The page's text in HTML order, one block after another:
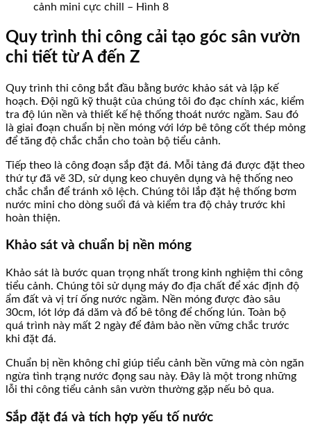
cảnh mini cực chill – Hình 8
Quy trình thi công cải tạo góc sân vườn
chi tiết từ A đến Z
Quy trình thi công bắt đầu bằng bước khảo sát và lập kế
hoạch. Đội ngũ kỹ thuật của chúng tôi đo đạc chính xác, kiểm
tra độ lún nền và thiết kế hệ thống thoát nước ngầm. Sau đó
là giai đoạn chuẩn bị nền móng với lớp bê tông cốt thép mỏng
để tăng độ chắc chắn cho toàn bộ tiểu cảnh.
Tiếp theo là công đoạn sắp đặt đá. Mỗi tảng đá được đặt theo
thứ tự đã vẽ 3D, sử dụng keo chuyên dụng và hệ thống neo
chắc chắn để tránh xô lệch. Chúng tôi lắp đặt hệ thống bơm
nước mini cho dòng suối đá và kiểm tra độ chảy trước khi
hoàn thiện.
Khảo sát và chuẩn bị nền móng
Khảo sát là bước quan trọng nhất trong kinh nghiệm thi công
tiểu cảnh. Chúng tôi sử dụng máy đo địa chất để xác định độ
ẩm đất và vị trí ống nước ngầm. Nền móng được đào sâu
30cm, lót lớp đá dăm và đổ bê tông để chống lún. Toàn bộ
quá trình này mất 2 ngày để đảm bảo nền vững chắc trước
khi đặt đá.
Chuẩn bị nền không chỉ giúp tiểu cảnh bền vững mà còn ngăn
ngừa tình trạng nước đọng sau này. Đây là một trong những
lỗi thi công tiểu cảnh sân vườn thường gặp nếu bỏ qua.
Sắp đặt đá và tích hợp yếu tố nước